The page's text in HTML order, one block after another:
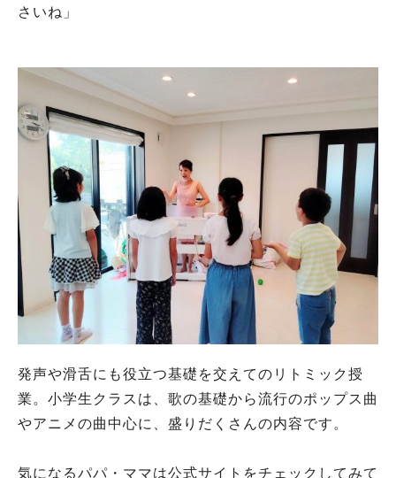
さいね」
発声や滑舌にも役立つ基礎を交えてのリトミック授
業。小学生クラスは、歌の基礎から流行のポップス曲
やアニメの曲中心に、盛りだくさんの内容です。
気になるパパ・ママは公式サイトをチェックしてみて